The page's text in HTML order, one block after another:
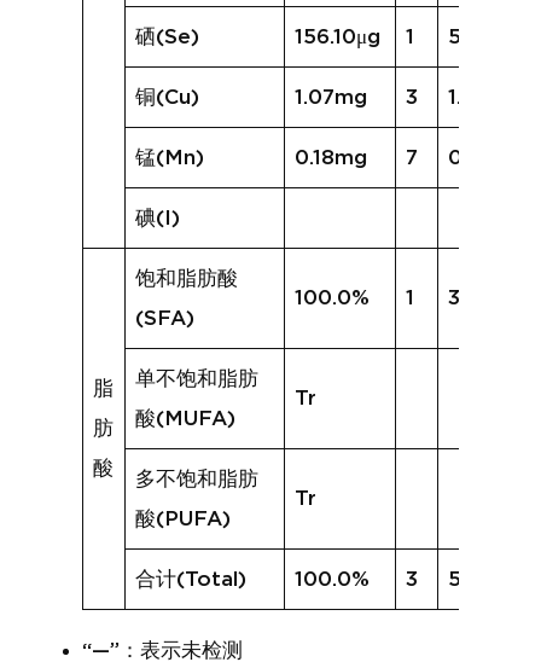
硒(Se) 156.10μg 1 55.72μg
铜(Cu) 1.07mg 3 1.28mg
锰(Mn) 0.18mg 7 0.35mg
碘(I)
脂
肪
酸
饱和脂肪酸
(SFA)
100.0% 1 31.4%
单不饱和脂肪
酸(MUFA)
Tr
多不饱和脂肪
酸(PUFA)
Tr
合计(Total) 100.0% 3 53.3%
“—”：表示未检测